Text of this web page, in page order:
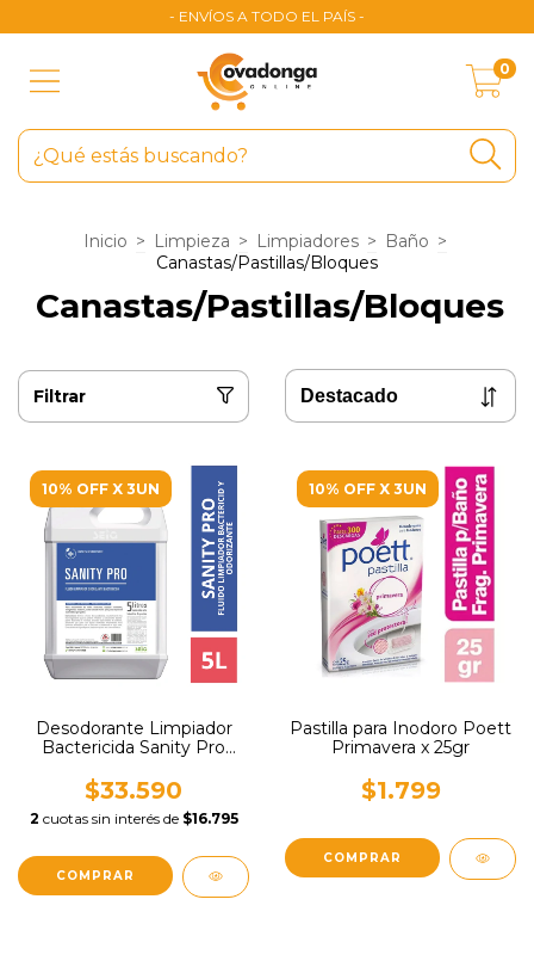
- ENVÍOS A TODO EL PAÍS -
0
Inicio > Limpieza > Limpiadores > Baño >
Canastas/Pastillas/Bloques
Canastas/Pastillas/Bloques
Filtrar
10% OFF X 3UN
Desodorante Limpiador
Bactericida Sanity Pro
$33.590
2 cuotas sin interés de $16.795
10% OFF X 3UN
Pastilla para Inodoro Poett
Primavera x 25gr
$1.799